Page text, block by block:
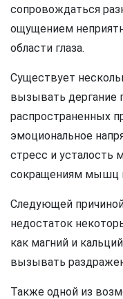
сопровождаться
ощущением
области глаза.
Существует
вызывать дергание
распространенных
эмоциональное
стресс и усталость
сокращениям мышц
Следующей
недостаток
как магний и
вызывать
Также одной из